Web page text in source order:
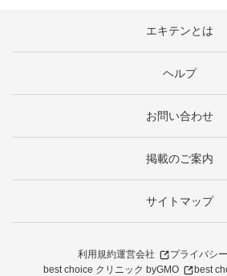
エキテンとは
ヘルプ
お問い合わせ
掲載のご案内
サイトマップ
利用規約運営会社
プライバシ
best choice クリニック byGMO
best